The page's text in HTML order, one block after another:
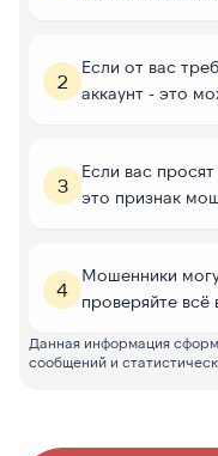
2
Если от вас
аккаунт - это
3
Если вас
это признак
4
Мошенники
проверяйте всё
Данная информация
сообщений и